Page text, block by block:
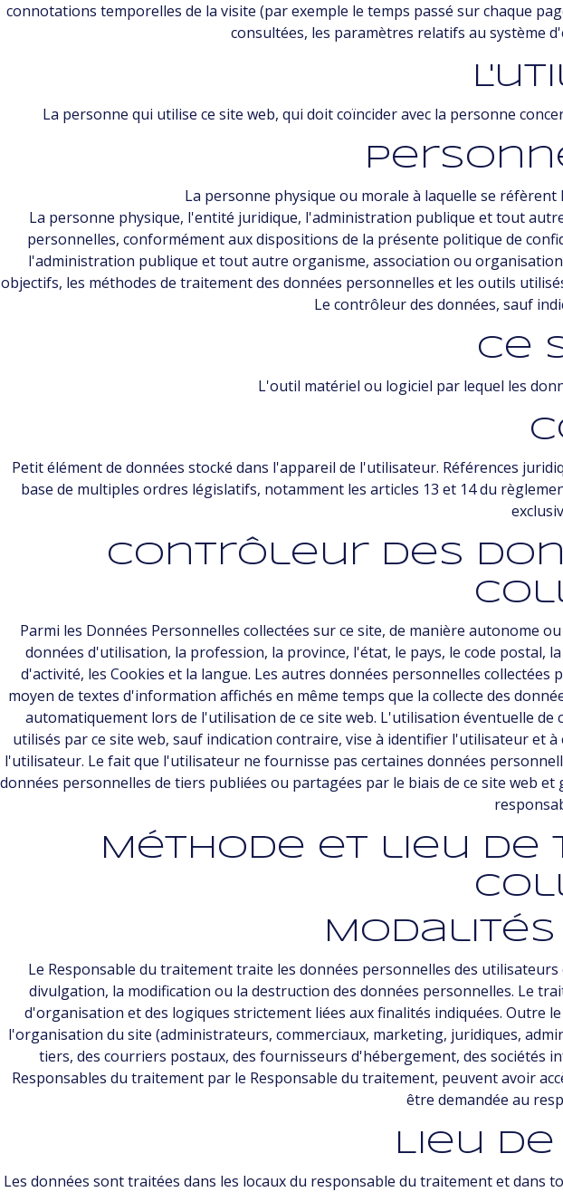
connotations temporelles de la visite (par exemple le temps passé sur chaque
consultées, les paramètres relatifs au système
La personne qui utilise ce site web, qui doit coïncider avec la personne
La personne physique ou morale à laquelle se
La personne physique, l'entité juridique, l'administration publique et tout
personnelles, conformément aux dispositions de la présente politique de
l'administration publique et tout autre organisme, association ou
objectifs, les méthodes de traitement des données personnelles et les outils
Le contrôleur des données, sauf
Ce
L'outil matériel ou logiciel par lequel les
Petit élément de données stocké dans l'appareil de l'utilisateur. Références
base de multiples ordres législatifs, notamment les articles 13 et 14 du
Contrôleur des
Parmi les Données Personnelles collectées sur ce site, de manière autonome
données d'utilisation, la profession, la province, l'état, le pays, le code postal,
d'activité, les Cookies et la langue. Les autres données personnelles
moyen de textes d'information affichés en même temps que la collecte des
automatiquement lors de l'utilisation de ce site web. L'utilisation éventuelle
utilisés par ce site web, sauf indication contraire, vise à identifier l'utilisateur et
l'utilisateur. Le fait que l'utilisateur ne fournisse pas certaines données
données personnelles de tiers publiées ou partagées par le biais de ce site web
Méthode et lieu de
Le Responsable du traitement traite les données personnelles des
divulgation, la modification ou la destruction des données personnelles. Le
d'organisation et des logiques strictement liées aux finalités indiquées. Outre
l'organisation du site (administrateurs, commerciaux, marketing, juridiques,
tiers, des courriers postaux, des fournisseurs d'hébergement, des sociétés
Responsables du traitement par le Responsable du traitement, peuvent avoir
être demandée au
Lieu
Les données sont traitées dans les locaux du responsable du traitement et